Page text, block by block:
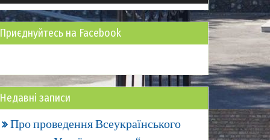
Приєднуйтесь на Facebook
Недавні записи
Про проведення Всеукраїнського